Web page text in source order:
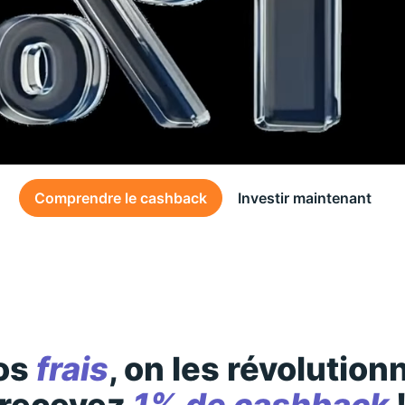
Comprendre le cashback Investir maintenant
frais, on les